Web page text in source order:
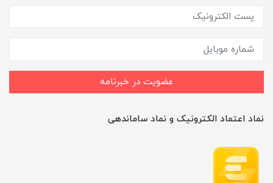
عضویت در خبرنامه
نماد اعتماد الکترونیک و نماد ساماندهی